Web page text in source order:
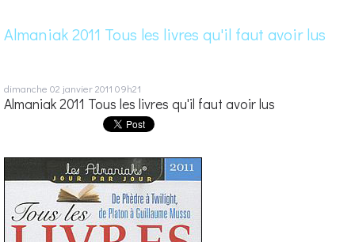
Almaniak 2011 Tous les livres qu'il faut avoir lus
dimanche 02 janvier 2011 09h21
Almaniak 2011 Tous les livres qu'il faut avoir lus